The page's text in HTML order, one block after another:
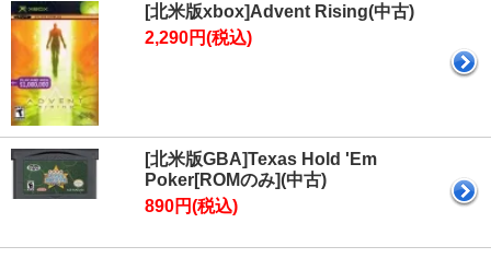
[北米版xbox]Advent Rising(中古)
2,290円(税込)
[北米版GBA]Texas Hold 'Em
Poker[ROMのみ](中古)
890円(税込)